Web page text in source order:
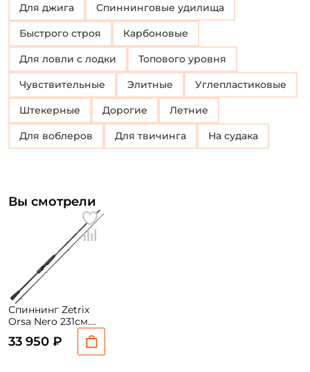
Для джига Спиннинговые удилища
Быстрого строя Карбоновые
Для ловли с лодки Топового уровня
Чувствительные Элитные Углепластиковые
Штекерные Дорогие Летние
Для воблеров для твичинга На судака
Вы смотрели
Спиннинг Zetrix
Orsa Nero 231см.
ZONS-772MH
33 950 ₽